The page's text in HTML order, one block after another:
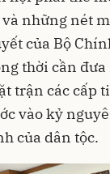
những nét
của Bộ
thời cần
trận các cấp
vào kỷ
của dân tộc.